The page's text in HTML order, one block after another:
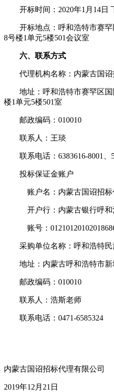
开标时间：2020年1月14日
开标地点：呼和浩特市赛罕
8号楼1单元5楼501会议室
六、联系方式
代理机构名称：内蒙古国诏
地址：呼和浩特市赛罕区国
楼1单元5楼501室
邮政编码：010010
联系人：王琰
联系电话：6383616-8001、
投标保证金账户
账户名：内蒙古国诏招标
开户行：内蒙古银行呼和
账号：
采购单位名称：呼和浩特民
地址：内蒙古呼和浩特市新
邮政编码：010010
联系人：浩斯老师
联系电话：0471-6585324
内蒙古国诏招标代理有限公司
2019年12月21日